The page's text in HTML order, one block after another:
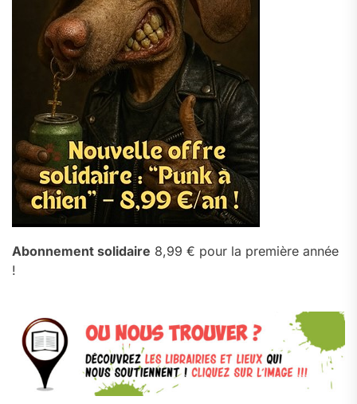
Abonnement solidaire 8,99 € pour la première année
!